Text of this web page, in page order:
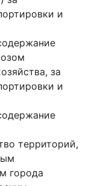
и
за
и
территорий,
города